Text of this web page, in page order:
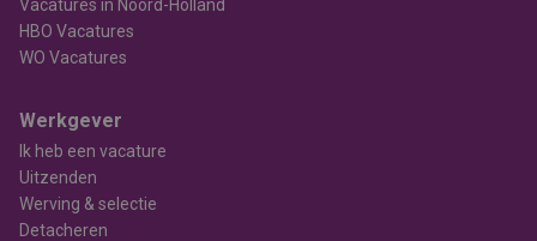
Vacatures in Noord-Holland
HBO Vacatures
WO Vacatures
Werkgever
Ik heb een vacature
Uitzenden
Werving & selectie
Detacheren